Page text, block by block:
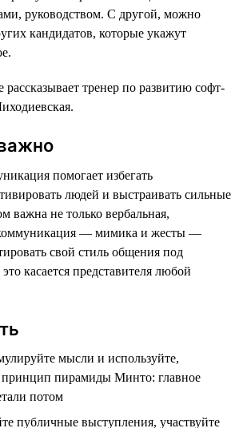
руководством. С другой, можно
кандидатов, которые укажут
тренер по развитию софт-
помогает избегать
людей и выстраивать сильные
важна не только вербальная,
коммуникация — мимика и жесты —
свой стиль общения под
касается представителя любой
мысли и используйте,
пирамиды Минто: главное
потом
публичные выступления, участвуйте